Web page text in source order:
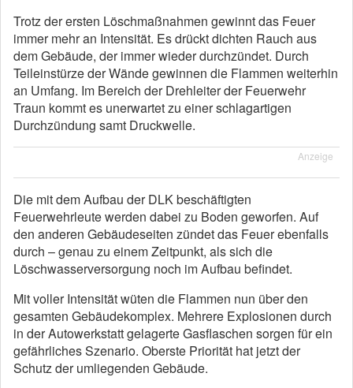
Trotz der ersten Löschmaßnahmen gewinnt das Feuer
immer mehr an Intensität. Es drückt dichten Rauch aus
dem Gebäude, der immer wieder durchzündet. Durch
Teileinstürze der Wände gewinnen die Flammen weiterhin
an Umfang. Im Bereich der Drehleiter der Feuerwehr
Traun kommt es unerwartet zu einer schlagartigen
Durchzündung samt Druckwelle.
Anzeige
Die mit dem Aufbau der DLK beschäftigten
Feuerwehrleute werden dabei zu Boden geworfen. Auf
den anderen Gebäudeseiten zündet das Feuer ebenfalls
durch – genau zu einem Zeitpunkt, als sich die
Löschwasserversorgung noch im Aufbau befindet.
Mit voller Intensität wüten die Flammen nun über den
gesamten Gebäudekomplex. Mehrere Explosionen durch
in der Autowerkstatt gelagerte Gasflaschen sorgen für ein
gefährliches Szenario. Oberste Priorität hat jetzt der
Schutz der umliegenden Gebäude.